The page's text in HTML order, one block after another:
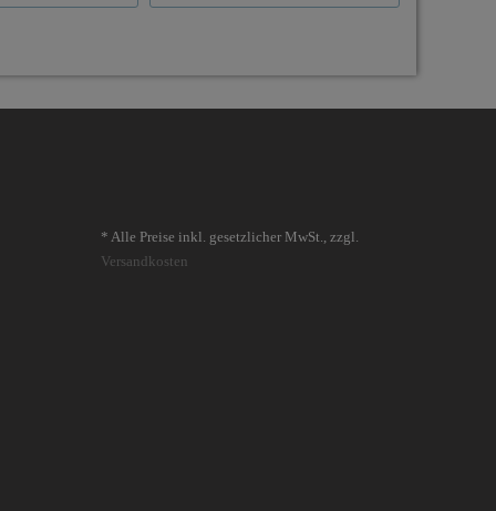
* Alle Preise inkl. gesetzlicher MwSt., zzgl.
Versandkosten